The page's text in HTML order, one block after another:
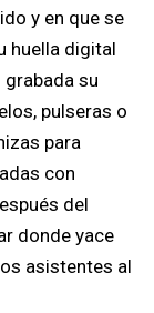
y en que se
huella digital
su
pulseras o
para
con
del
donde yace
asistentes al